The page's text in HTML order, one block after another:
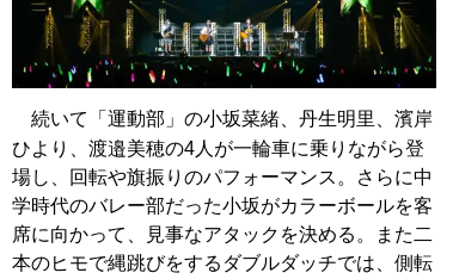
続いて「運動部」の小坂菜緒、丹生明里、濱岸
ひより、渡邉美穂の4人が一輪車に乗りながら登
場し、回転や旗振りのパフォーマンス。さらに中
学時代のバレー部だった小坂がカラーボールを客
席に向かって、見事なアタックを決める。また二
本のヒモで縄跳びをするダブルダッチでは、側転